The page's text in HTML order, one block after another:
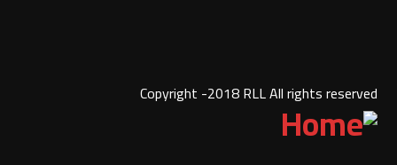
Copyright -2018 RLL All rights reserved